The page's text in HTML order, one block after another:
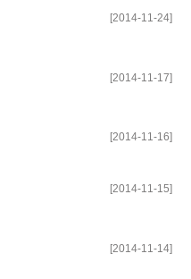
[2014-11-24]
[2014-11-17]
[2014-11-16]
[2014-11-15]
[2014-11-14]